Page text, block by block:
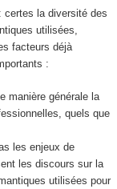
certes la diversité des
utilisées,
facteurs déjà
:
manière générale la
quels que
les enjeux de
les discours sur la
utilisées pour